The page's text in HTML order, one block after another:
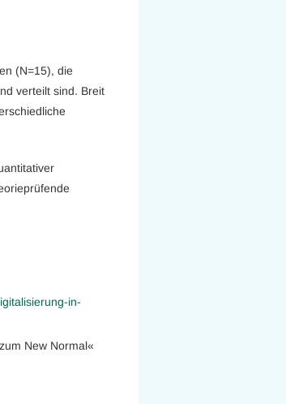
(N=15), die
verteilt sind. Breit
in-
New Normal«